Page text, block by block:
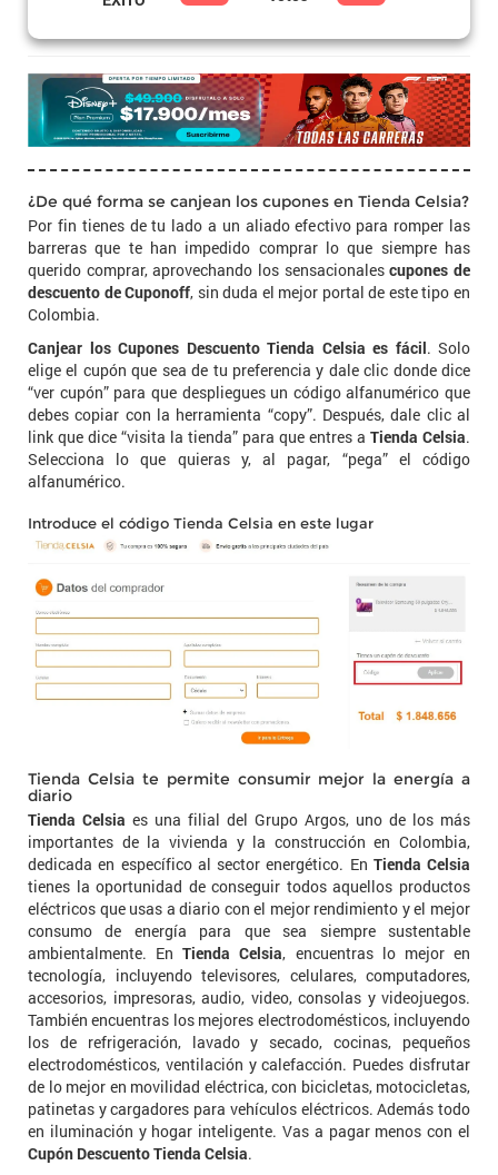
¿De qué forma se canjean los cupones en Tienda Celsia?
Por fin tienes de tu lado a un aliado efectivo para romper las
barreras que te han impedido comprar lo que siempre has
querido comprar, aprovechando los sensacionalescupones de
descuento de Cuponoff, sin duda el mejor portal de este tipo en
Colombia.
Canjear los Cupones Descuento Tienda Celsia es fácil. Solo
elige el cupón que sea de tu preferencia y dale clic donde dice
“ver cupón” para que despliegues un código alfanumérico que
debes copiar con la herramienta “copy”. Después, dale clic al
link que dice “visita la tienda” para que entres a Tienda Celsia.
Selecciona lo que quieras y, al pagar, “pega” el código
alfanumérico.
Introduce el código Tienda Celsia en este lugar
Tienda Celsia te permite consumir mejor la energía a
diario
Tienda Celsia es una filial del Grupo Argos, uno de los más
importantes de la vivienda y la construcción en Colombia,
dedicada en específico al sector energético. En Tienda Celsia
tienes la oportunidad de conseguir todos aquellos productos
eléctricos que usas a diario con el mejor rendimiento y el mejor
consumo de energía para que sea siempre sustentable
ambientalmente. EnTienda Celsia, encuentras lo mejor en
tecnología, incluyendo televisores, celulares, computadores,
accesorios, impresoras, audio, video, consolas y videojuegos.
También encuentras los mejores electrodomésticos, incluyendo
los de refrigeración, lavado y secado, cocinas, pequeños
electrodomésticos, ventilación y calefacción. Puedes disfrutar
de lo mejor en movilidad eléctrica, con bicicletas, motocicletas,
patinetas y cargadores para vehículos eléctricos. Además todo
en iluminación y hogar inteligente. Vas a pagar menos con el
Cupón Descuento Tienda Celsia.